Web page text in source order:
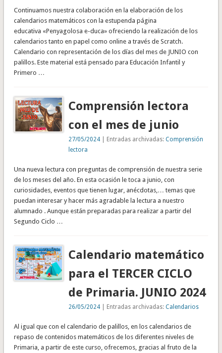
Continuamos nuestra colaboración en la elaboración de los
calendarios matemáticos con la estupenda página
educativa «Penyagolosa e-duca» ofreciendo la realización de los
calendarios tanto en papel como online a través de Scratch.
Calendario con representación de los días del mes de JUNIO con
palillos. Este material está pensado para Educación Infantil y
Primero …
Comprensión lectora
con el mes de junio
27/05/2024 | Entradas archivadas:Comprensión
lectora
Una nueva lectura con preguntas de comprensión de nuestra serie
de los meses del año. En esta ocasión le toca a junio, con
curiosidades, eventos que tienen lugar, anécdotas,… temas que
puedan interesar y hacer más agradable la lectura a nuestro
alumnado . Aunque están preparadas para realizar a partir del
Segundo Ciclo …
Calendario matemático
para el TERCER CICLO
de Primaria. JUNIO 2024
26/05/2024 | Entradas archivadas:Calendarios
Al igual que con el calendario de palillos, en los calendarios de
repaso de contenidos matemáticos de los diferentes niveles de
Primaria, a partir de este curso, ofrecemos, gracias al fruto de la